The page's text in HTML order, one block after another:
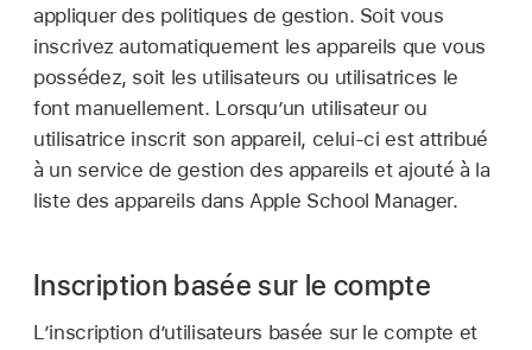
appliquer des politiques de gestion. Soit vous
inscrivez automatiquement les appareils que vous
possédez, soit les utilisateurs ou utilisatrices le
font manuellement. Lorsqu’un utilisateur ou
utilisatrice inscrit son appareil, celui-ci est attribué
à un service de gestion des appareils et ajouté à la
liste des appareils dans Apple School Manager.
Inscription basée sur le compte
L’inscription d’utilisateurs basée sur le compte et